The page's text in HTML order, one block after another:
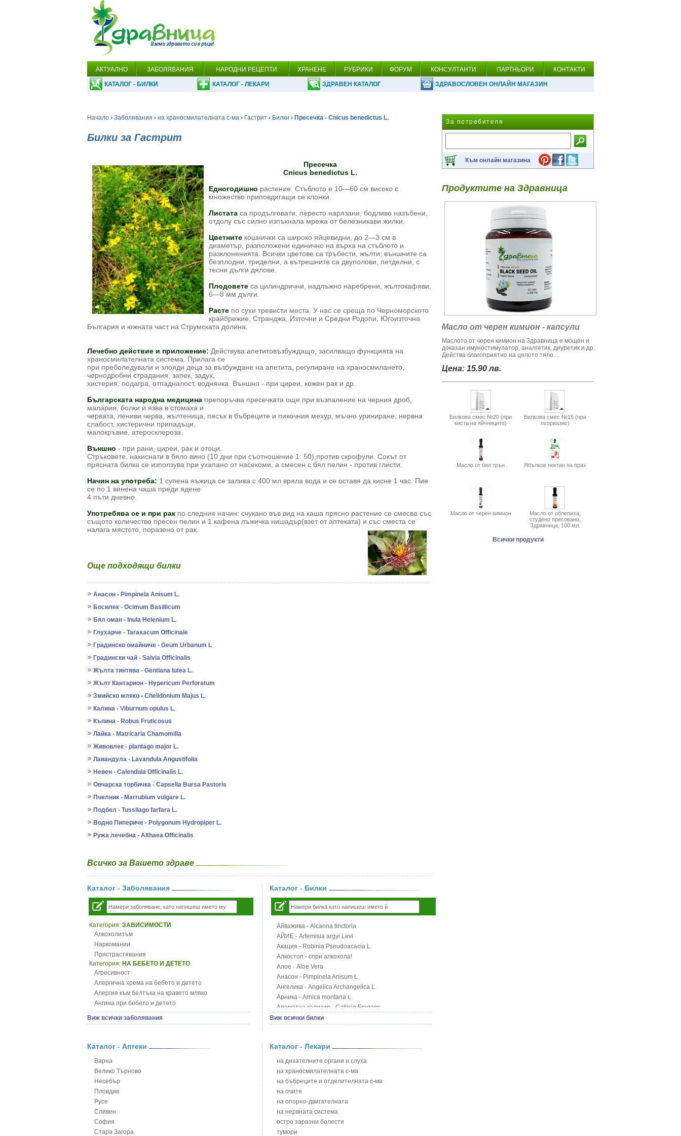
АКТУАЛНО ЗАБОЛЯВАНИЯ НАРОДНИ РЕЦЕПТИ ХРАНЕНЕ РУБРИКИ ФОРУМ КОНСУЛТАНТИ ПАРТНЬОРИ КОНТАКТИ
КАТАЛОГ - БИЛКИ КАТАЛОГ - ЛЕКАРИ ЗДРАВЕН КАТАЛОГ ЗДРАВОСЛОВЕН ОНЛАЙН МАГАЗИН
Начало › Заболявания › на храносмилателната с-ма › Гастрит › Билки › Пресечка - Cnicus benedictus L.
Билки за Гастрит
Пресечка
Cnicus benedictus L.
Едногодишно растение. Стъблото е 10—60 см високо с
множество приповдигащи се клонки.
Листата са продълговати, пересто нарязани, бодливо назъбени,
отдолу със силно изпъкнала мрежа от белезникави жилки.
Цветните кошнички са широко яйцевидни, до 2—3 см в
диаметър, разположени единично на върха на стъблото и
разклоненията. Всички цветове са тръбести, жълти; външните са
безплодни, триделни, а вътрешните са двуполови, петделни, с
тесни дълги дялове.
Плодовете са ци­линдрични, надлъжно наребрени, жълтокафяви,
6—8 мм дълги.
Расте по сухи тревисти места. У нас се среща по Черномор­ското
крайбрежие, Странджа, Източни и Средни Родопи, Югоизточна
България и южната част на Струмската долина.
Лечебно действие и приложение: Действува апетитовъзбуждащо, засилващо функцията на
храносмилателната система. Прилага се
при преболедували и злояди деца за възбуждане на апетита, регулиране на храносмилането,
чернодробни страдания, запек, задух,
хистерия, подагра, отпадналост, воднянка. Външно - при циреи, кожен рак и др.
Българската народна медицина препоръчва пресечката още при възпаление на черния дроб,
малария, болки и язва в стомаха и
червата, лениви черва, жълтеница, пясък в бъбреците и пикочния мехур, мъчно уриниране, нервна
слабост, хистерични припадъци,
малокръвие, атеросклероза.
Bъншнo - при рани, циреи, рак и отоци.
Стръковете, накиснати в бяло вино (10 дни при съотношение 1: 50),­против скрофули. Сокът от
прясната билка се използува при ухапано от насекоми, а смесен с бял пелин - против глисти.
Начин на употреба: 1 супена яъжица се залива с 400 мл вряла вода и се оставя да кисне 1 час. Пие
се по 1 винена чаша преди ядене
4 пъти дневно.
Употребява се и при рак по следния начин: счукано във вид на каша прясно растение се смесва със
същото количество пресен пелин и 1 кафена лъжичка нишадър(взет от аптеката) и със сместа се
налага мястото, поразено от рак.
Още подходящи билки
Анасон - Pimpinela Anisum L.
Босилек - Ocimum Basillicum
Бял оман - Inula Helenium L.
Глухарче - Taraxacum Officinale
Градинско омайниче - Geum Urbanum L
Градински чай - Salvia Officinalis
Жълта тинтява - Gentiana Iutea L.
Жълт Кантарион - Hypericum Perforatum
Змийско мляко - Chelidonium Majus L.
Калина - Viburnum opulus L.
Къпина - Robus Fruticosus
Лайка - Matricaria Chamomilla
Живовлек - plantago major L.
Лавандула - Lavandula Angustifolia
Невен - Calendula Officinalis L.
Овчарска торбичка - Capsella Bursa Pastoris
Пчелник - Marrubium vulgare L.
Подбел - Tussilago farfara L.
Водно Пипериче - Polygonum Hydropiper L.
Ружа лечебна - Althaea Officinalis
Всичко за Вашето здраве
Каталог - Заболявания
Категория: ЗАВИСИМОСТИ
Алкохолизъм
Наркомании
Пристрастявания
Категория: НА БЕБЕТО И ДЕТЕТО
Агресивност
Алергична хрема на бебето и детето
Алергия към белтъка на кравето мляко
Ангина при бебето и детето
Анемия при бебето и детето
Апетит - пълни деца
Безапетитие при бебето и детето
Бронхит и пневмония при деца
Варицела
Висока температура на бебето и детето
Възпаление на ушите на бебето и детето
Глисти
Грижа за пъпа на новороденото
Грип при бебето и детето
Виж всички заболявания
Каталог - Билки
Айважива - Alcanna tinctoria
АЙИЕ - Artemisia argyi Levl
Акация - Robinia Pseudoacacia L.
Алкостоп - спри алкохола!
Алое - Aloe Vera
Анасон - Pimpinela Anisum L.
Ангелика - Angelica Archangelica L.
Арника - Arnica montana L.
Ароматна кализия - Callisia Fragans
Арония - Sorbus melanocorpa
Блатен аир - Acorus calamus L.
Блатен тъжник - Spirea ulmaria L.
Блян
Бобови шушулки - Phaseolus Vulgaris L.
Божур - Paeonia Decora
Борови връхчета - Pinus sylvestris
Босилек - Ocimum Basillicum
Брей - Tamus Communis
Брош - Rubia tinctorum L.
Виж всички билки
Каталог - Аптеки
Варна
Велико Търново
Несебър
Пловдив
Русе
Сливен
София
Стара Загора
Каталог - Лекари
на дихателните органи и слуха
на храносмилателната с-ма
на бъбреците и отделителната с-ма
на очите
на опорно-двигателната
на нервната система
остро заразни болести
тумори
За потребителя
Към онлайн магазина
Продуктите на Здравница
Масло от черен кимион - капсули
Маслото от черен кимион на Здравница е мощен и
доказан имуностимулатор, аналгетик, диуретик и др.
Действа благоприятно на цялото тяло....
Цена: 15.90 лв.
Билкова смес №20 (при
киста на яйчниците)
Билкова смес №15 (при
псориазис)
Масло от бял трън Ябълков пектин на прах
Масло от черен кимион
Масло от облепиха,
студено пресовано,
Здравница, 100 мл.
Всички продукти